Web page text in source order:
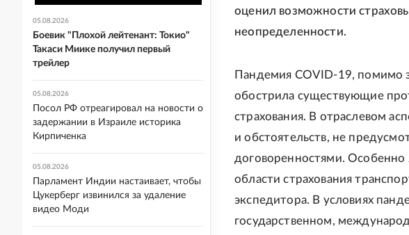
оценил возможности
неопределенности.
Пандемия COVID-19, помимо
обострила существующие
страхования. В отраслевом
и обстоятельств, не
договоренностями. Особенно
области страхования
экспедитора. В условиях
государственном,
05.08.2026
Боевик "Плохой лейтенант: Токио"
Такаси Миике получил первый
трейлер
05.08.2026
Посол РФ отреагировал на новости о
задержании в Израиле историка
Кирпиченка
05.08.2026
Парламент Индии настаивает, чтобы
Цукерберг извинился за удаление
видео Моди